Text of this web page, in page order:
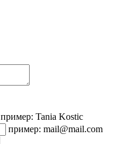
пример: Tania Kostic
пример: mail@mail.com